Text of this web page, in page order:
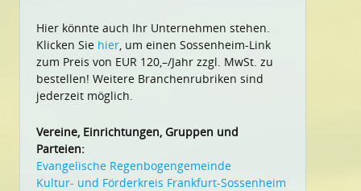
Hier könnte auch Ihr Unternehmen stehen.
Klicken Sie hier, um einen Sossenheim-Link
zum Preis von EUR 120,–/Jahr zzgl. MwSt. zu
bestellen! Weitere Branchenrubriken sind
jederzeit möglich.
Vereine, Einrichtungen, Gruppen und
Parteien:
Evangelische Regenbogengemeinde
Kultur- und Förderkreis Frankfurt-Sossenheim